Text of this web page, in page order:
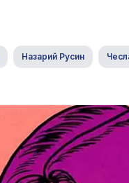
Назарий Русин